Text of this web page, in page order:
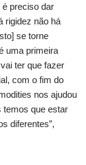
preciso dar
rigidez não há
se torne
uma primeira
ter que fazer
com o fim do
nos ajudou
temos que estar
diferentes”,